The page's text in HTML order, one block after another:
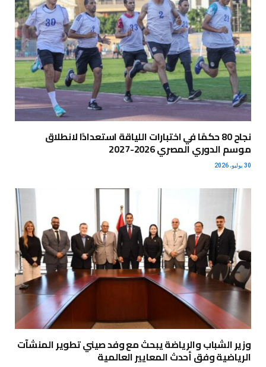
نجاح 80 حكمًا في اختبارات اللياقة استعدادًا لانطلاق
موسم الدوري المصري 2026-2027
30 يوليو، 2026
وزير الشباب والرياضة يبحث مع وفد صيني تطوير المنشآت
الرياضية وفق أحدث المعايير العالمية